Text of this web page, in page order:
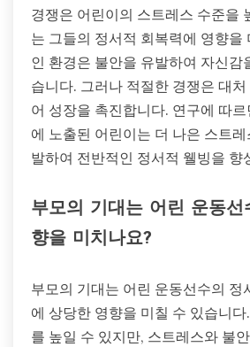
경쟁은 어린이의 스트레스 수준을
는 그들의 정서적 회복력에 영향을
인 환경은 불안을 유발하여 자신감
습니다. 그러나 적절한 경쟁은 대
어 성장을 촉진합니다. 연구에 따
에 노출된 어린이는 더 나은 스트
발하여 전반적인 정서적 웰빙을 향
부모의 기대는 어린 운동선
향을 미치나요?
부모의 기대는 어린 운동선수의 정
에 상당한 영향을 미칠 수 있습니
를 높일 수 있지만, 스트레스와 불